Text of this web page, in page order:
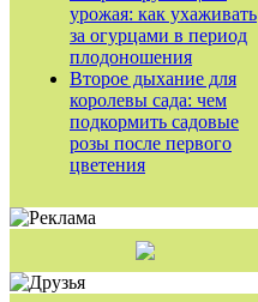
урожая: как ухаживать
за огурцами в период
плодоношения
Второе дыхание для
королевы сада: чем
подкормить садовые
розы после первого
цветения